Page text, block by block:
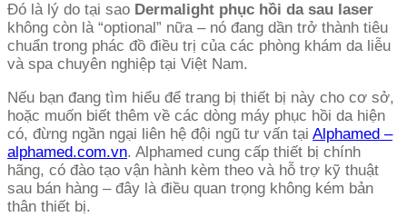
Đó là lý do tại sao Dermalight phục hồi da sau laser
không còn là “optional” nữa – nó đang dần trở thành tiêu
chuẩn trong phác đồ điều trị của các phòng khám da liễu
và spa chuyên nghiệp tại Việt Nam.
Nếu bạn đang tìm hiểu để trang bị thiết bị này cho cơ sở,
hoặc muốn biết thêm về các dòng máy phục hồi da hiện
có, đừng ngần ngại liên hệ đội ngũ tư vấn tại Alphamed –
alphamed.com.vn. Alphamed cung cấp thiết bị chính
hãng, có đào tạo vận hành kèm theo và hỗ trợ kỹ thuật
sau bán hàng – đây là điều quan trọng không kém bản
thân thiết bị.